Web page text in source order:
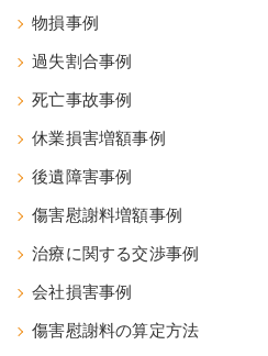
物損事例
過失割合事例
死亡事故事例
休業損害増額事例
後遺障害事例
傷害慰謝料増額事例
治療に関する交渉事例
会社損害事例
傷害慰謝料の算定方法